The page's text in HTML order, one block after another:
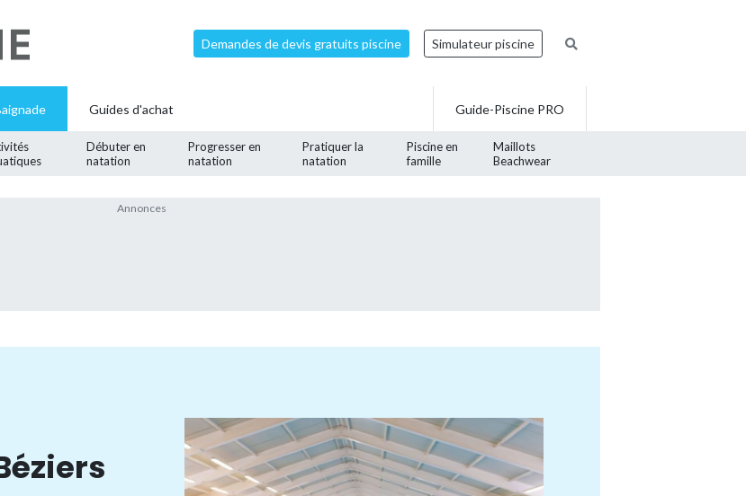
Demandes de devis gratuits piscine Simulateur piscine
Débuter en
natation
Progresser en
natation
Pratiquer la
natation
Piscine en
famille
Maillots
Beachwear
Guides d'achat Guide-Piscine PRO